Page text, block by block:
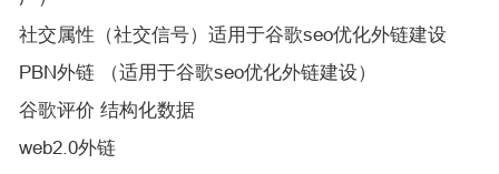
社交属性（社交信号）适用于谷歌seo优化外链建设
PBN外链 （适用于谷歌seo优化外链建设）
谷歌评价 结构化数据
web2.0外链